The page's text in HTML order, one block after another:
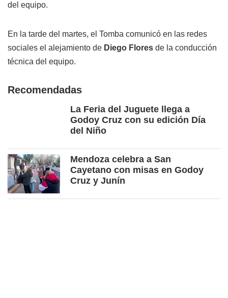
del equipo.
En la tarde del martes, el Tomba comunicó en las redes
sociales el alejamiento de Diego Flores de la conducción
técnica del equipo.
Recomendadas
La Feria del Juguete llega a
Godoy Cruz con su edición Día
del Niño
Mendoza celebra a San
Cayetano con misas en Godoy
Cruz y Junín